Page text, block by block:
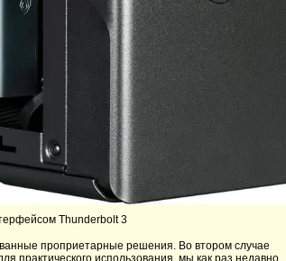
Thunderbolt 3
проприетарные решения. Во втором случае